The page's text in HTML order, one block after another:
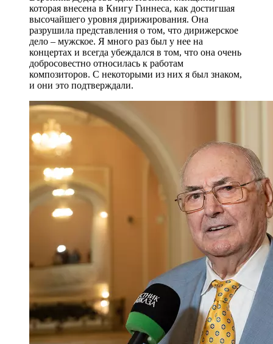
которая внесена в Книгу Гиннеса, как достигшая
высочайшего уровня дирижирования. Она
разрушила представления о том, что дирижерское
дело – мужское. Я много раз был у нее на
концертах и всегда убеждался в том, что она очень
добросовестно относилась к работам
композиторов. С некоторыми из них я был знаком,
и они это подтверждали.